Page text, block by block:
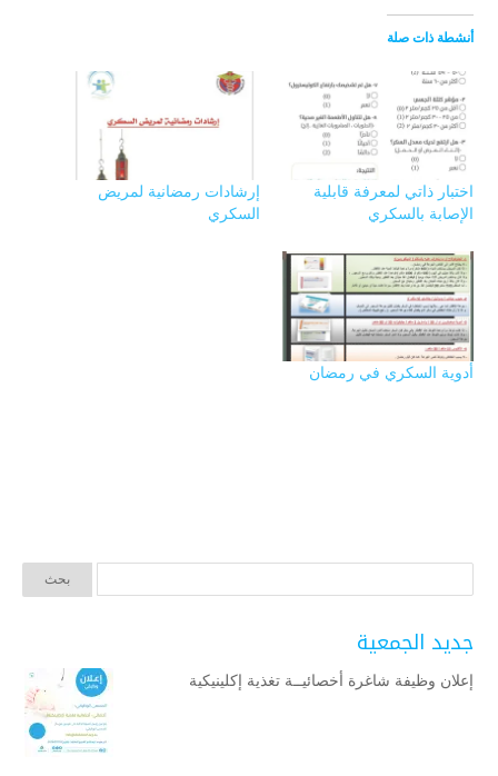
أنشطة ذات صلة
اختبار ذاتي لمعرفة قابلية
الإصابة بالسكري
إرشادات رمضانية لمريض
السكري
أدوية السكري في رمضان
جديد الجمعية
إعلان وظيفة شاغرة أخصائيــة تغذية إكلينيكية